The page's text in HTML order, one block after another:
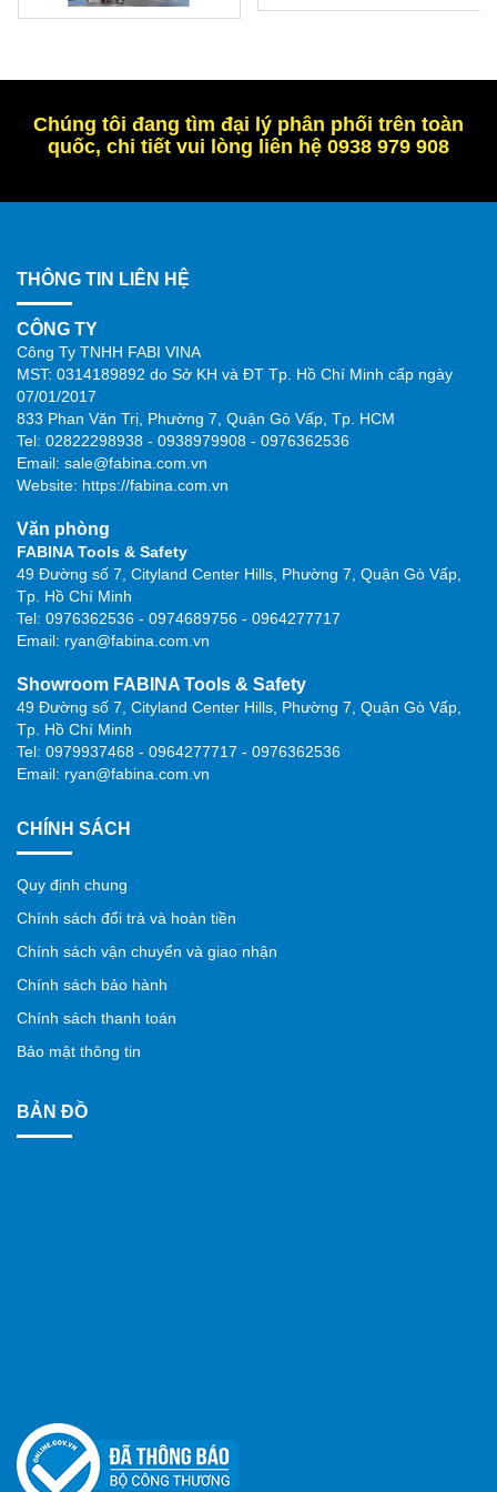
Chúng tôi đang tìm đại lý phân phối trên toàn
quốc, chi tiết vui lòng liên hệ 0938 979 908
THÔNG TIN LIÊN HỆ
CÔNG TY
Công Ty TNHH FABI VINA
MST: 0314189892 do Sở KH và ĐT Tp. Hồ Chí Minh cấp ngày
07/01/2017
833 Phan Văn Trị, Phường 7, Quận Gò Vấp, Tp. HCM
Tel: 02822298938 - 0938979908 - 0976362536
Email: sale@fabina.com.vn
Website: https://fabina.com.vn
Văn phòng
FABINA Tools & Safety
49 Đường số 7, Cityland Center Hills, Phường 7, Quận Gò Vấp,
Tp. Hồ Chí Minh
Tel: 0976362536 - 0974689756 - 0964277717
Email: ryan@fabina.com.vn
Showroom FABINA Tools & Safety
49 Đường số 7, Cityland Center Hills, Phường 7, Quận Gò Vấp,
Tp. Hồ Chí Minh
Tel: 0979937468 - 0964277717 - 0976362536
Email: ryan@fabina.com.vn
CHÍNH SÁCH
Quy định chung
Chính sách đổi trả và hoàn tiền
Chính sách vận chuyển và giao nhận
Chính sách bảo hành
Chính sách thanh toán
Bảo mật thông tin
BẢN ĐỒ